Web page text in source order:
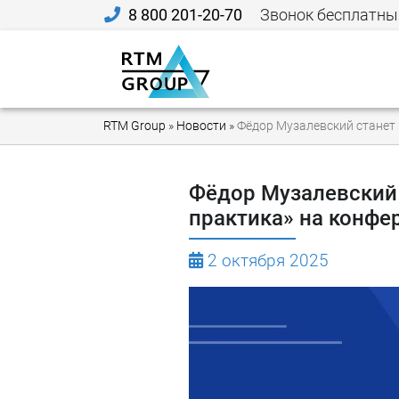
8 800 201-20-70 Звонок
RTM Group » Новости »Фёдор Музалевский
Фёдор
практика» на
2 октября 2025